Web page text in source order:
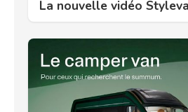
La nouvelle vidéo